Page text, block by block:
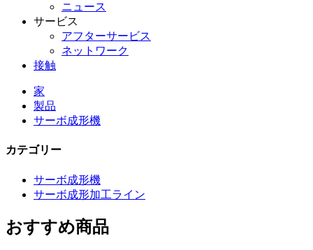
ニュース
サービス
アフターサービス
ネットワーク
接触
家
製品
サーボ成形機
カテゴリー
サーボ成形機
サーボ成形加工ライン
おすすめ商品